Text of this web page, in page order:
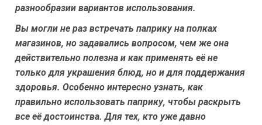
разнообразии вариантов использования.
Вы могли не раз встречать паприку на полках
магазинов, но задавались вопросом, чем же она
действительно полезна и как применять её не
только для украшения блюд, но и для поддержания
здоровья. Особенно интересно узнать, как
правильно использовать паприку, чтобы раскрыть
все её достоинства. Для тех, кто уже давно